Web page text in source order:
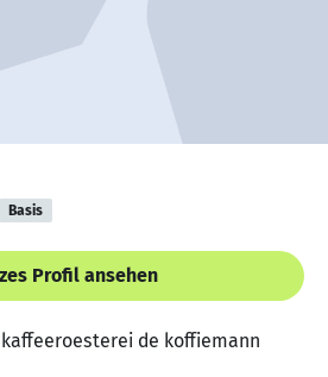
Basis
Profil ansehen
de koffiemann